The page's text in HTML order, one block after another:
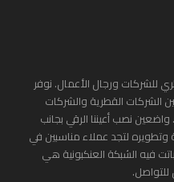
للشركات ورجال الأعمال. نوفر
الشركات القطرية والشركات
نصب أعيننا الرقي بجانب
وتطويره لتجد عملاء مناسبين في
فيه الشبكة العنكبونية هي
للتواصل.